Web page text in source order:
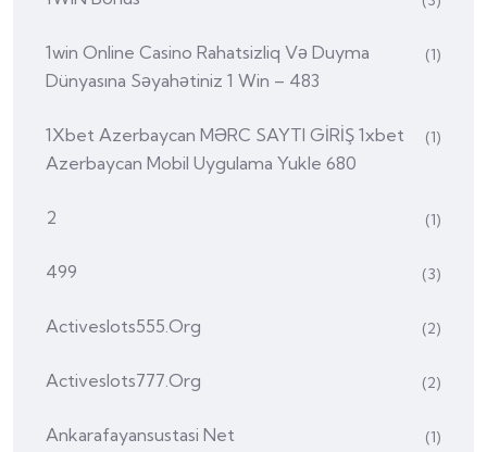
1win Online Casino Rahatsizliq Və Duyma
Dünyasına Səyahətiniz 1 Win – 483
(1)
1Xbet Azerbaycan MƏRC SAYTI GİRİŞ 1xbet
Azerbaycan Mobil Uygulama Yukle 680
(1)
2 (1)
499 (3)
Activeslots555.org (2)
Activeslots777.org (2)
Ankarafayansustasi Net (1)